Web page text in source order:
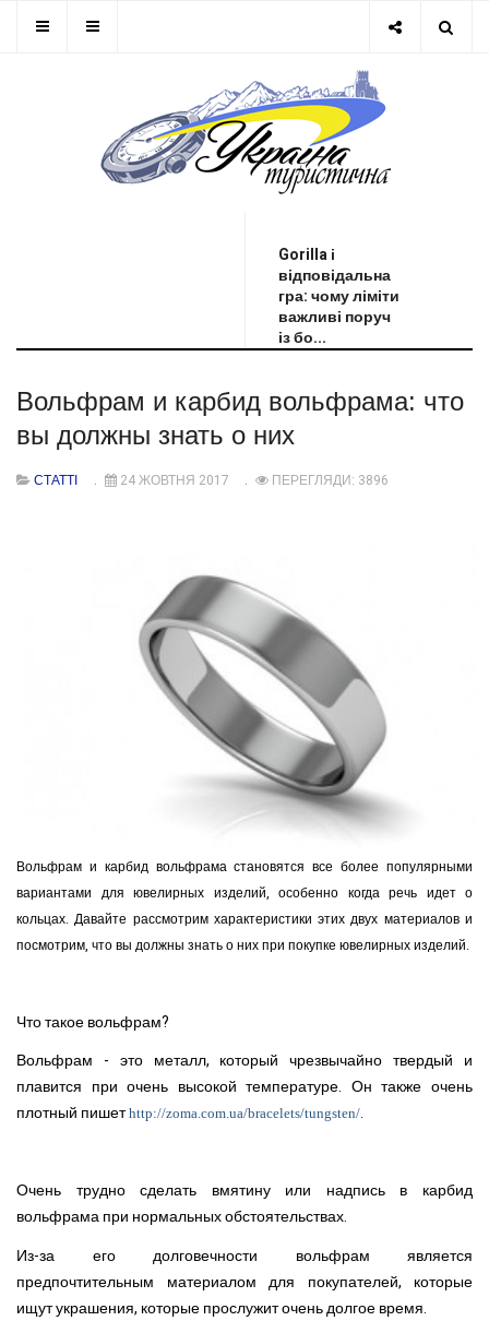
Gorilla і
відповідальна
гра: чому ліміти
важливі поруч
із бо...
Вольфрам и карбид вольфрама: что
вы должны знать о них
СТАТТІ 24 ЖОВТНЯ 2017 ПЕРЕГЛЯДИ: 3896
Вольфрам и карбид вольфрама становятся все более популярными
вариантами для ювелирных изделий, особенно когда речь идет о
кольцах. Давайте рассмотрим характеристики этих двух материалов и
посмотрим, что вы должны знать о них при покупке ювелирных изделий.
Что такое вольфрам?
Вольфрам - это металл, который чрезвычайно твердый и
плавится при очень высокой температуре. Он также очень
плотный пишетhttp://zoma.com.ua/bracelets/tungsten/.
Очень трудно сделать вмятину или надпись в карбид
вольфрама при нормальных обстоятельствах.
Из-за его долговечности вольфрам является
предпочтительным материалом для покупателей, которые
ищут украшения, которые прослужит очень долгое время.